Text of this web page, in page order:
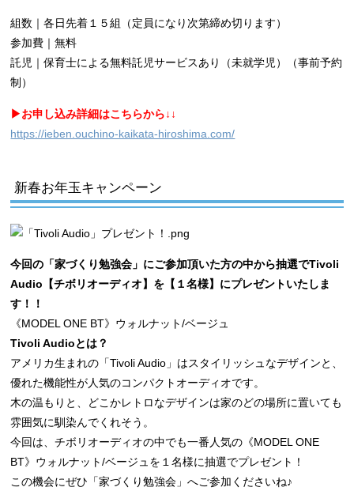
組数｜各日先着１５組（定員になり次第締め切ります）
参加費｜無料
託児｜保育士による無料託児サービスあり（未就学児）（事前予約
制）
▶︎お申し込み詳細はこちらから↓↓
https://ieben.ouchino-kaikata-hiroshima.com/
新春お年玉キャンペーン
今回の「家づくり勉強会」にご参加頂いた方の中から抽選でTivoli
Audio【チボリオーディオ】を【１名様】にプレゼントいたしま
す！！
《MODEL ONE BT》ウォルナット/ベージュ
Tivoli Audioとは？
アメリカ生まれの「Tivoli Audio」はスタイリッシュなデザインと、
優れた機能性が人気のコンパクトオーディオです。
木の温もりと、どこかレトロなデザインは家のどの場所に置いても
雰囲気に馴染んでくれそう。
今回は、チボリオーディオの中でも一番人気の《MODEL ONE
BT》ウォルナット/ベージュを１名様に抽選でプレゼント！
この機会にぜひ「家づくり勉強会」へご参加くださいね♪